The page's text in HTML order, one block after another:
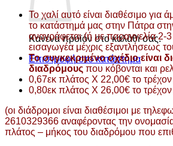
Κανένα προϊόν στο καλάθι σας.
Επιστροφή στο κατάστημα
Το χαλί αυτό είναι διαθέσιμο
το κατάστημά μας στην Πάτρα
αναγράφεται (ή με παραγγελία 2-
εισαγωγέα μέχρις εξαντλήσεως
Το συγκεκριμένο σχέδιο είναι
διαδρόμους που κόβονται και
0,67εκ πλάτος Χ 22,00€ το τρέχον
0,80εκ πλάτος Χ 26,00€ το τρέχον
(οι διάδρομοι είναι διαθέσιμοι με
2610329366 αναφέροντας την
πλάτος – μήκος του διαδρόμου που